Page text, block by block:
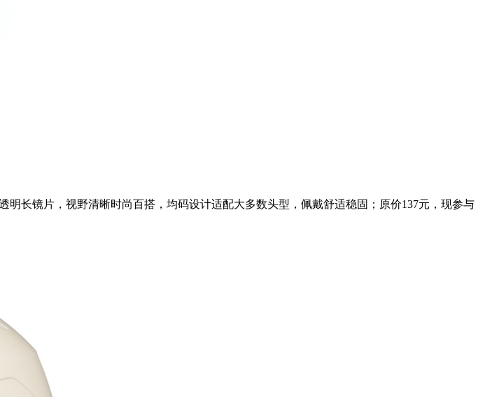
长镜片，视野清晰时尚百搭，均码设计适配大多数头型，佩戴舒适稳固；原价137元，现参与